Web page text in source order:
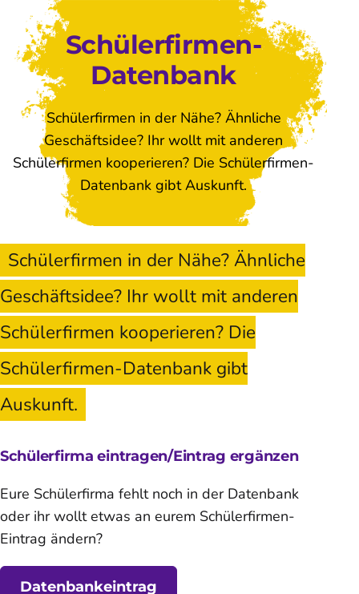
Schülerfirmen-
Datenbank
Schülerfirmen in der Nähe? Ähnliche
Geschäftsidee? Ihr wollt mit anderen
Schülerfirmen kooperieren? Die Schülerfirmen-
Datenbank gibt Auskunft.
Schülerfirmen in der Nähe? Ähnliche
Geschäftsidee? Ihr wollt mit anderen
Schülerfirmen kooperieren? Die
Schülerfirmen-Datenbank gibt
Auskunft.
Schülerfirma eintragen/Eintrag ergänzen
Eure Schülerfirma fehlt noch in der Datenbank
oder ihr wollt etwas an eurem Schülerfirmen-
Eintrag ändern?
Datenbankeintrag